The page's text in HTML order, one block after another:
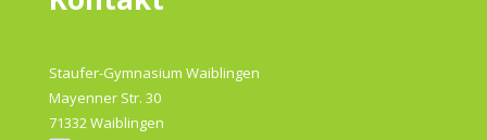
Staufer-Gymnasium Waiblingen
Mayenner Str. 30
71332 Waiblingen